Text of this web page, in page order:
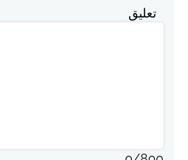
تعليق